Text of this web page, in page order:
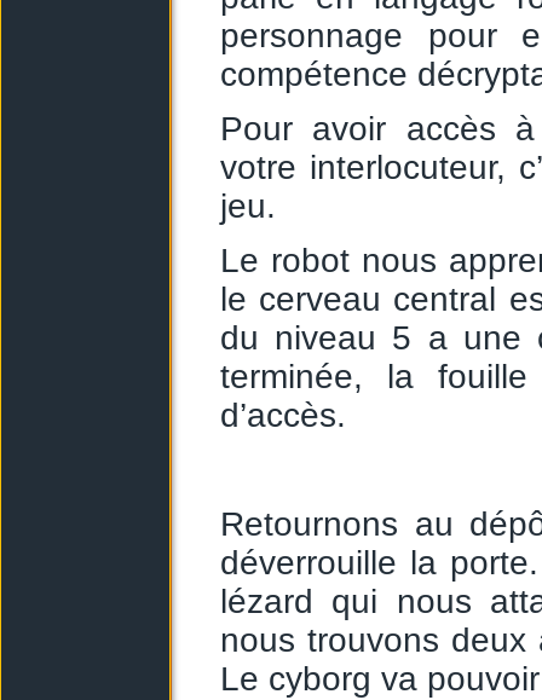
personnage pour
compétence
Pour avoir accès
votre interlocuteur,
jeu.
Le robot nous
le cerveau central
du niveau 5 a une
terminée, la
d’accès.
Retournons au
déverrouille la
lézard qui nous
nous trouvons
Le cyborg va